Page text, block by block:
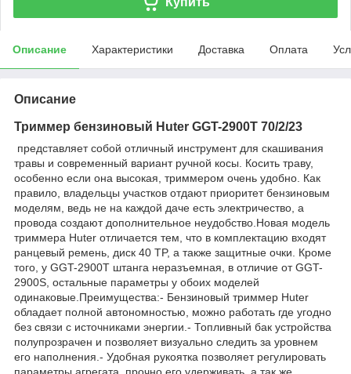
Описание Характеристики Доставка Оплата
Описание
Триммер бензиновый Huter GGT-2900T 70/2/23
представляет собой отличный инструмент для скашивания
травы и современный вариант ручной косы. Косить траву,
особенно если она высокая, триммером очень удобно. Как
правило, владельцы участков отдают приоритет бензиновым
моделям, ведь не на каждой даче есть электричество, а
провода создают дополнительное неудобство.Новая модель
триммера Huter отличается тем, что в комплектацию входят
ранцевый ремень, диск 40 TP, а также защитные очки. Кроме
того, у GGT-2900T штанга неразъемная, в отличие от GGT-
2900S, остальные параметры у обоих моделей
одинаковые.Преимущества:- Бензиновый триммер Huter
обладает полной автономностью, можно работать где угодно
без связи с источниками энергии.- Топливный бак устройства
полупрозрачен и позволяет визуально следить за уровнем
его наполнения.- Удобная рукоятка позволяет регулировать
параметры агрегата, прочно его удерживать, а так же